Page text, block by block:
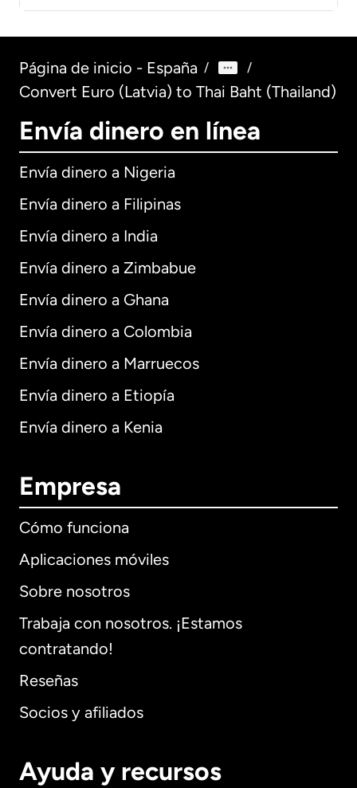
Página de inicio - España / /
Convert Euro (Latvia) to Thai Baht (Thailand)
Envía dinero en línea
Envía dinero a Nigeria
Envía dinero a Filipinas
Envía dinero a India
Envía dinero a Zimbabue
Envía dinero a Ghana
Envía dinero a Colombia
Envía dinero a Marruecos
Envía dinero a Etiopía
Envía dinero a Kenia
Empresa
Cómo funciona
Aplicaciones móviles
Sobre nosotros
Trabaja con nosotros. ¡Estamos
contratando!
Reseñas
Socios y afiliados
Ayuda y recursos